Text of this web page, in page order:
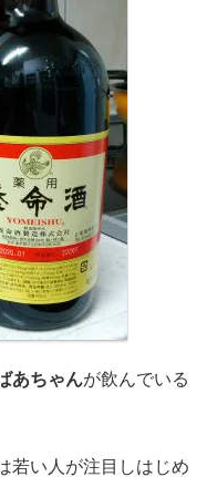
あちゃんが飲んでいる
若い人が注目しはじめ